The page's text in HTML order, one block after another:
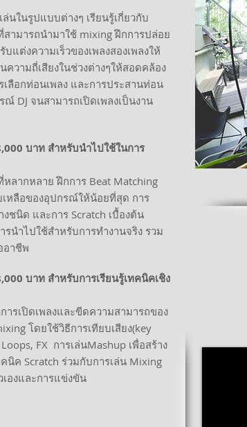
นในรูปแบบต่างๆ เรียนรู้เกี่ยวกับ
สามารถนำมาใช้ mixing ฝึกการปล่อย
บแต่งความเร็วของเพลงสองเพลงให้
ความถี่เสียงในช่วงต่างๆให้สอดคล้อง
เลือกท่อนเพลง และการประสานท่อน
DJ จนสามารถเปิดเพลงเป็นงาน
บาท สำหรับนำไปใช้ในการ
ลากหลาย ฝึกการ Beat Matching
เหลือของอุปกรณ์ให้น้อยที่สุด การ
ชนิด และการ Scratch เบื้องต้น
นำไปใช้สำหรับการทำงานจริง รวม
อาชีพ
บาท สำหรับการเรียนรู้เทคนิคเชิง
ารเปิดเพลงและขีดความสามารถของ
โดยใช้วิธีการเทียบเสียง(key
FX การเล่นMashup เพื่อสร้าง
นิค Scratch ร่วมกับการเล่น Mixing
เองและการแข่งขัน